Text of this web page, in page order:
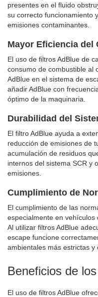
presentes en el fluido
su correcto funcionamiento
emisiones contaminantes.
Mayor Eficiencia del
El uso de filtros AdBlue de
consumo de combustible al
AdBlue en el sistema de
añadir AdBlue con
óptimo de la maquinaria.
Durabilidad del
El filtro AdBlue ayuda a
reducción de emisiones de
acumulación de residuos
internos del sistema SCR y
emisiones.
Cumplimiento de
El cumplimiento de las
especialmente en vehículos
Al utilizar filtros AdBlue
escape funcione
ambientales más estrictas y
Beneficios de
El uso de filtros AdBlue